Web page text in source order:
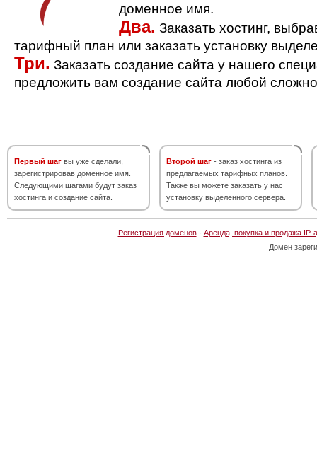
доменное имя.
Два. Заказать хостинг,
тарифный план или заказать установку
Три. Заказать создание сайта у нашего
предложить вам создание сайта любой
Первый шаг вы уже сделали,
зарегистрировав доменное имя.
Следующими шагами будут заказ
хостинга и создание сайта.
Второй шаг - заказ хостинга из
предлагаемых тарифных планов.
Также вы можете заказать у нас
установку выделенного сервера.
Регистрация доменов· Аренда, покупка и продажа IP-
Домен